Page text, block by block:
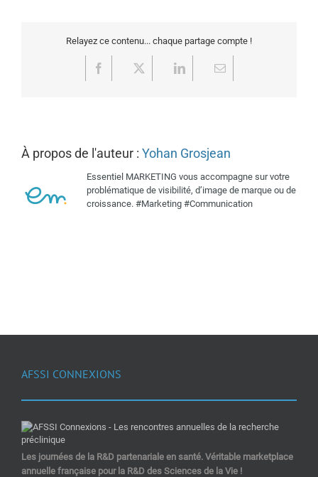
Relayez ce contenu... chaque partage compte !
Facebook LinkedInEmail
À propos de l'auteur : Yohan Grosjean
Essentiel MARKETING vous accompagne sur votre
problématique de visibilité, d’image de marque ou de
croissance. #Marketing #Communication
AFSSI CONNEXIONS
Les journées de la R&D partenariale en santé. Véritable marketplace
annuelle française pour la R&D des Sciences de la Vie !